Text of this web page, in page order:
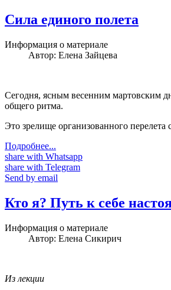
Сила единого полета
Информация о материале
Автор: Елена Зайцева
Сегодня, ясным весенним мартовским
общего ритма.
Это зрелище организованного
Подробнее...
share with Whatsapp
share with Telegram
Send by email
Кто я? Путь к себе
Информация о материале
Автор: Елена Сикирич
Из лекции